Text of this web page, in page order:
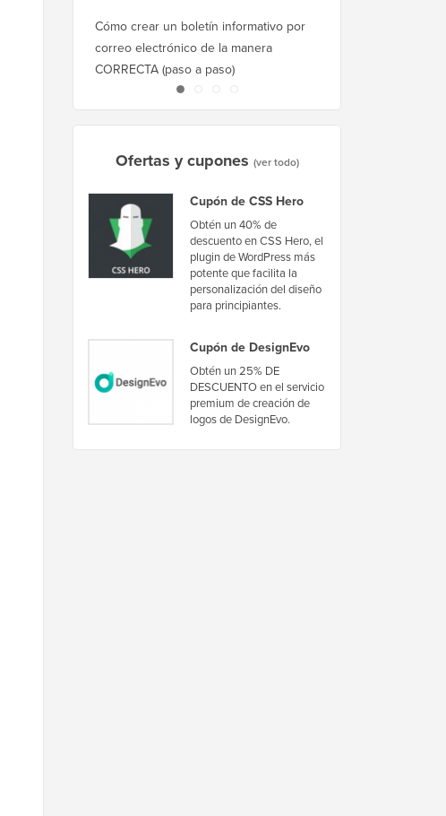
Cómo crear un boletín informativo por
correo electrónico de la manera
CORRECTA (paso a paso)
Ofertas y cupones (ver todo)
Cupón de CSS Hero
Obtén un 40% de
descuento en CSS Hero, el
plugin de WordPress más
potente que facilita la
personalización del diseño
para principiantes.
Cupón de DesignEvo
Obtén un 25% DE
DESCUENTO en el servicio
premium de creación de
logos de DesignEvo.